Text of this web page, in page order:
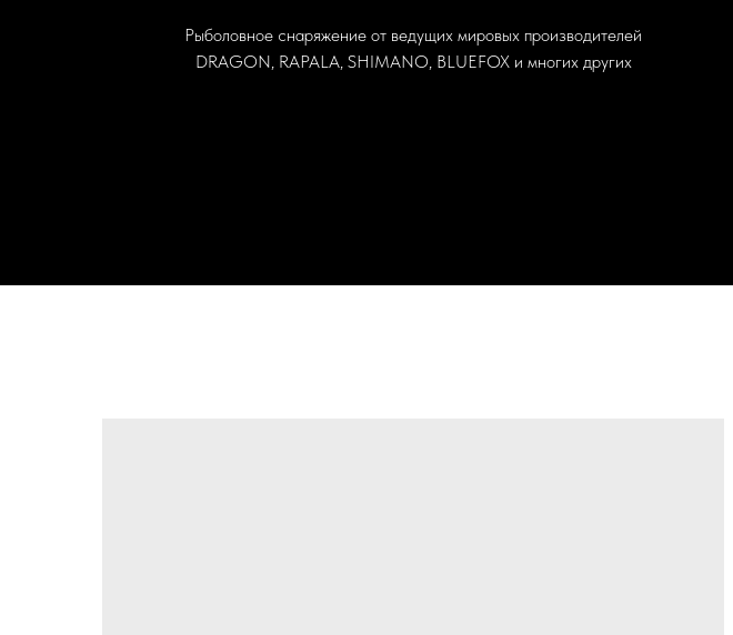
Рыболовное снаряжение от ведущих мировых производителей
DRAGON, RAPALA, SHIMANO, BLUEFOX и многих других